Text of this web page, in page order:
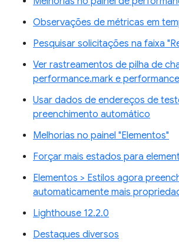
Observações de métricas em
Pesquisar solicitações na faixa
Ver rastreamentos de pilha de
performance.mark e
Usar dados de endereços de
preenchimento automático
Melhorias no painel "Elementos"
Forçar mais estados para
Elementos > Estilos agora
automaticamente mais
Lighthouse 12.2.0
Destaques diversos